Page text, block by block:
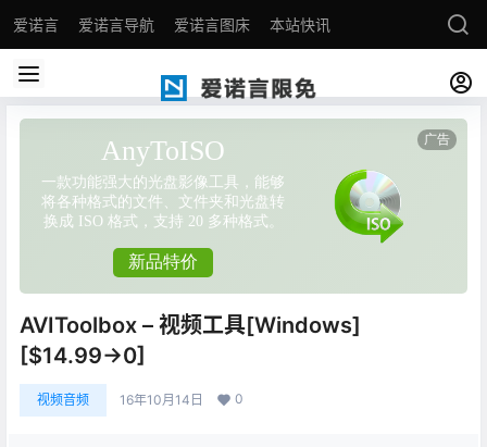
爱诺言 爱诺言导航 爱诺言图床 本站快讯
AVIToolbox – 视频工具[Windows]
[$14.99→0]
视频音频 16年10月14日 0